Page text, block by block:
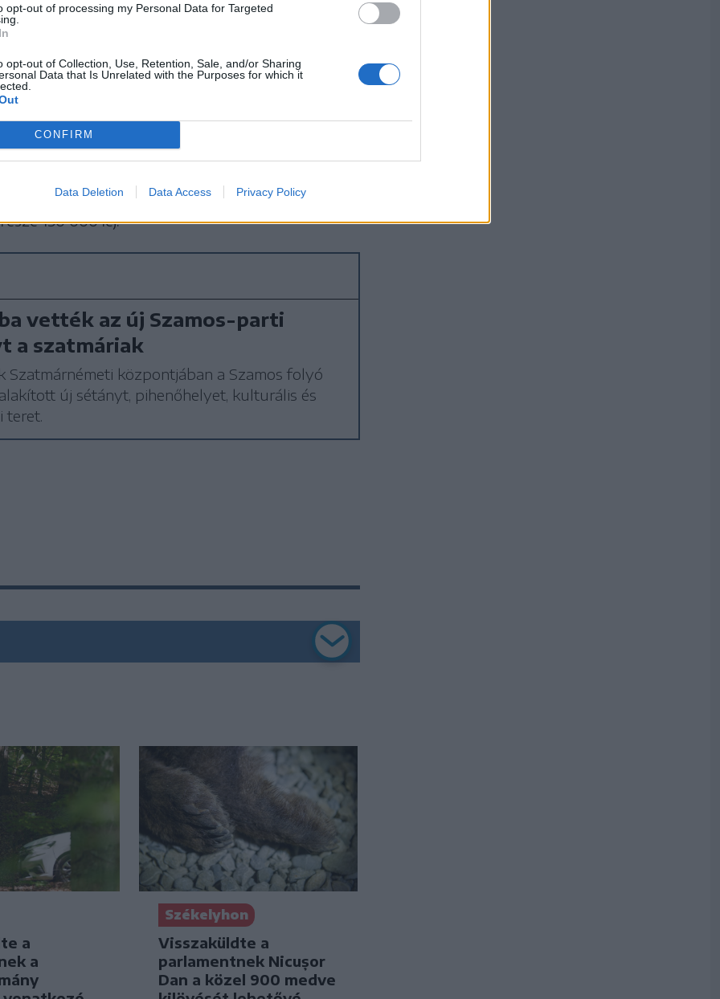
opt-out of processing my Personal Data for Targeted
opt-out of Collection, Use, Retention, Sale, and/or Sharing
Data that Is Unrelated with the Purposes for which it
CONFIRM
Data Deletion Data Access Privacy Policy
avatták fel Szatmárnémeti központjában a
pihenőhelyet, kulturális és közösségi
európai finanszírozású projekt keretében
sétányokat, játszótereket, nyári
épített pontonokat létesítettek a Szamos
finanszírozott projekt értéke 8,5 millió lej,
150 000 lej.
vették az új Szamos-parti
a szatmáriak
Szatmárnémeti központjában a Szamos folyó
új sétányt, pihenőhelyet, kulturális és
teret.
a
a
Székelyhon
Visszaküldte a
parlamentnek Nicușor
Dan a közel 900 medve